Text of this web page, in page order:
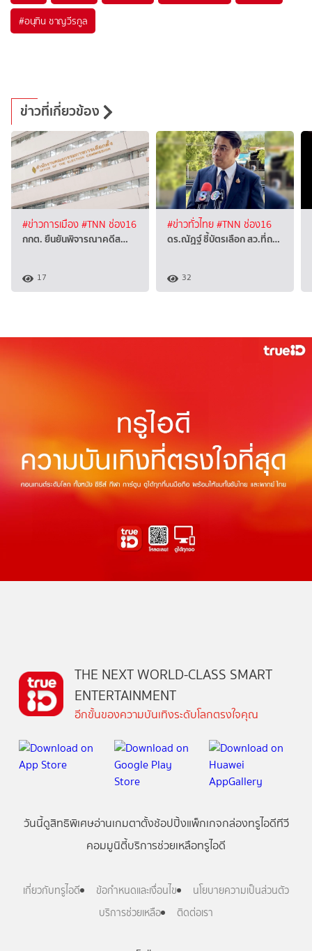
#อนุทิน ชาญวีรกูล
ข่าวที่เกี่ยวข้อง
#ข่าวการเมือง#TNN ช่อง16
กกต. ยืนยันพิจารณาคดีส…
17
#ข่าวทั่วไทย#TNN ช่อง16
ดร.ณัฏฐ์ ชี้บัตรเลือก สว.ที่ถ…
32
THE NEXT WORLD-CLASS SMART
ENTERTAINMENT
อีกขั้นของความบันเทิงระดับโลกตรงใจคุณ
วันนี้ดูสิทธิพิเศษอ่านเกมตาตั้งช้อปปิ้งแพ็กเกจกล่องทรูไอดีทีวี
คอมมูนิตี้บริการช่วยเหลือทรูไอดี
เกี่ยวกับทรูไอดี ข้อกำหนดและเงื่อนไข
นโยบายความเป็นส่วนตัว
บริการช่วยเหลือ
ติดต่อเรา